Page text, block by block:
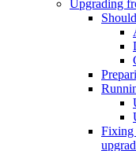
Upgrading
Fixing